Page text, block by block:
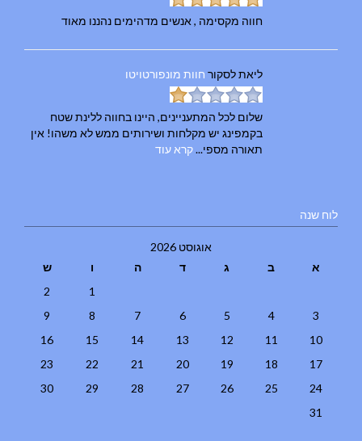
חווה מקסימה , אנשים מדהימים נהננו מאוד
ליאתלסקור חוות מונפורטויטו
שלום לכל המתעניינים, היינו בחווה ללינת שטח
בקמפינג יש מקלחות ושירותים ממש לא משהו! אין
תאורה מספי...קרא עוד
לוח שנה
אוגוסט 2026
א
ב ג ד ה ו
ש
1
2
3
4
5
6
7
8
9
10
11
12
13
14
15
16
17
18
19
20
21
22
23
24
25
26
27
28
29
30
31